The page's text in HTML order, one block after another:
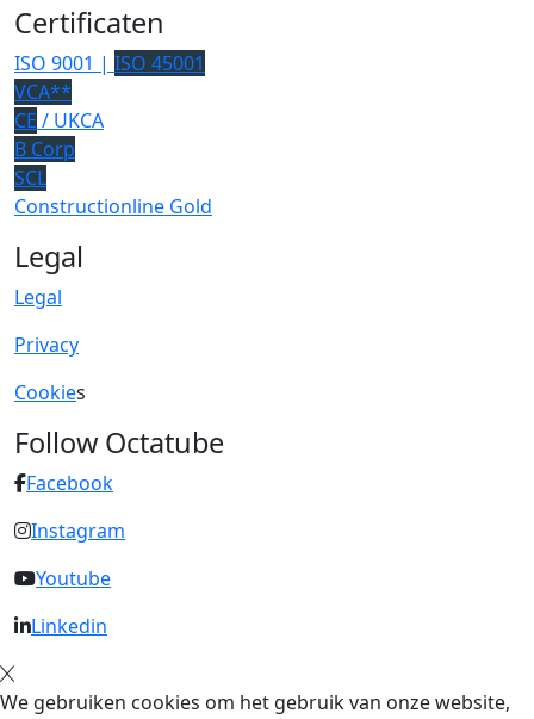
Certificaten
ISO 9001 | ISO 45001
VCA**
CE / UKCA
B Corp
SCL
Constructionline Gold
Legal
Legal
Privacy
Cookies
Follow Octatube
Facebook
Instagram
Youtube
Linkedin
We gebruiken cookies om het gebruik van onze website,